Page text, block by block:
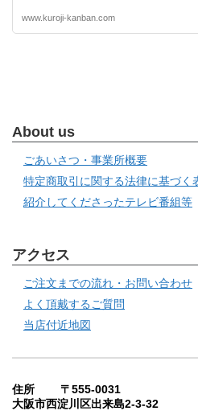
www.kuroji-kanban.com
About us
ごあいさつ・事業所概要
特定商取引に関する法律に基づく
紹介してくださったテレビ番組等
アクセス
ご注文までの流れ・お問い合わせ
よく頂戴するご質問
当店付近地図
住所 〒555-0031
大阪市西淀川区出来島2-3-32